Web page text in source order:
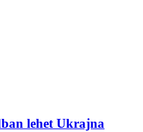
lehet Ukrajna